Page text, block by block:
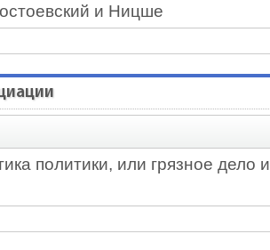
и Ницше
политики, или грязное дело